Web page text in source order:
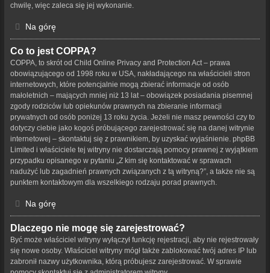
chwilę, więc zaleca się jej wykonanie.
Na górę
Co to jest COPPA?
COPPA, to skrót od Child Online Privacy and Protection Act – prawa
obowiązującego od 1998 roku w USA, nakładającego na właścicieli stron
internetowych, które potencjalnie mogą zbierać informacje od osób
małoletnich – mających mniej niż 13 lat – obowiązek posiadania pisemnej
zgody rodziców lub opiekunów prawnych na zbieranie informacji
prywatnych od osób poniżej 13 roku życia. Jeżeli nie masz pewności czy to
dotyczy ciebie jako kogoś próbującego zarejestrować się na danej witrynie
internetowej – skontaktuj się z prawnikiem, by uzyskać wyjaśnienie. phpBB
Limited i właściciele tej witryny nie dostarczają pomocy prawnej z wyjątkiem
przypadku opisanego w pytaniu „Z kim się kontaktować w sprawach
nadużyć lub zagadnień prawnych związanych z tą witryną?”, a także nie są
punktem kontaktowym dla wszelkiego rodzaju porad prawnych.
Na górę
Dlaczego nie mogę się zarejestrować?
Być może właściciel witryny wyłączył funkcję rejestracji, aby nie rejestrowały
się nowe osoby. Właściciel witryny mógł także zablokować twój adres IP lub
zabronił nazwy użytkownika, którą próbujesz zarejestrować. W sprawie